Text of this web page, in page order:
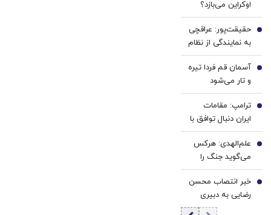
اوکراین می‌بازد؟
نتایج یک
نظرسنجی تازه
خبرساز شد
حقیقت‌پور: عراقچی
به نمایندگی از نظام
مذاکره می‌کند؛
تصمیم شخصی
پزشکیان نیست/
برخی مواضع رهبری
را گزینشی
می‌پذیرند
3
آسمان قم فردا تیره
و تار می‌شود
4
ترامپ: مقامات
ایران دنبال توافق با
واشنگتن هستند
5
علم‌الهدی: هرکس
می‌گوید جنگ را
تمام کنیم یا منافق
است یا قلب مریض
دارد
6
خبر انتصاب محسن
رضایی به دبیری
شعام تکذیب
7